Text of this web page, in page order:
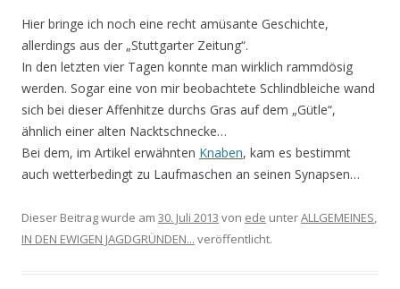
Hier bringe ich noch eine recht amüsante Geschichte,
allerdings aus der „Stuttgarter Zeitung“.
In den letzten vier Tagen konnte man wirklich rammdösig
werden. Sogar eine von mir beobachtete Schlindbleiche wand
sich bei dieser Affenhitze durchs Gras auf dem „Gütle“,
ähnlich einer alten Nacktschnecke…
Bei dem, im Artikel erwähnten Knaben, kam es bestimmt
auch wetterbedingt zu Laufmaschen an seinen Synapsen…
Dieser Beitrag wurde am 30. Juli 2013 von ede unterALLGEMEINES,
IN DEN EWIGEN JAGDGRÜNDEN... veröffentlicht.